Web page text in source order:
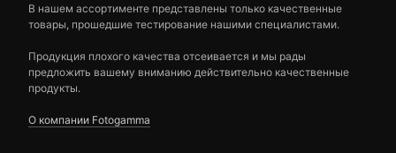
В нашем ассортименте представлены только качественные
товары, прошедшие тестирование нашими специалистами.
Продукция плохого качества отсеивается и мы рады
предложить вашему вниманию действительно качественные
продукты.
О компании Fotogamma